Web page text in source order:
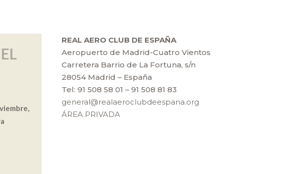
REAL AERO CLUB DE ESPAÑA
Aeropuerto de Madrid-Cuatro Vientos
Carretera Barrio de La Fortuna, s/n
28054 Madrid – España
Tel: 91 508 58 01 – 91 508 81 83
general@realaeroclubdeespana.org
ÁREA PRIVADA